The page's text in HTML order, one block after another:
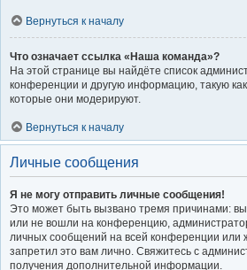
Вернуться к началу
Что означает ссылка «Наша команда»?
На этой странице вы найдёте список
конференции и другую информацию, такую
которые они модерируют.
Вернуться к началу
Личные сообщения
Я не могу отправить личные сообщения!
Это может быть вызвано тремя причинами:
или не вошли на конференцию,
личных сообщений на всей конференции или
запретил это вам лично. Свяжитесь с
получения дополнительной информации.